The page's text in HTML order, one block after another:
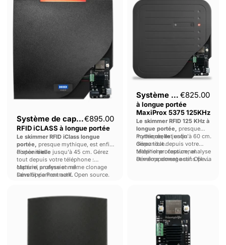
Système de capture€895.00
RFID iCLASS à longue portée
Le skimmer RFID iClass longue
portée, presque mythique, est enfin
disponible.
Portéeréelle jusqu'à 45 cm. Gérez
tout depuis votre téléphone :
capture, analyse et même clonage
sans fil via Proxmark.
Matériel professionnel.
Développement actif. Open source.
capture
à
MaxiProx
125KHz
Système de capture €825.00
à longue portée
MaxiProx 5375 125KHz
Le skimmer RFID 125 KHz à
longue portée, presque
mythique, est enfin
disponible.
Portéeréellejusqu'à 60 cm.
Gérez tout depuis votre
téléphone : capture, analyse
et même clonage sans fil via
Matériel professionnel.
Développement actif. Open
de
Doppelgänger
Core
RFID
Dev
Board